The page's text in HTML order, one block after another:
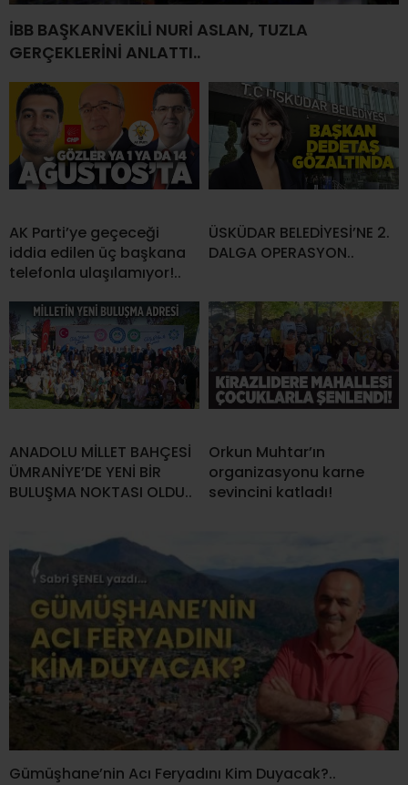
İBB BAŞKANVEKİLİ NURİ ASLAN, TUZLA
GERÇEKLERİNİ ANLATTI..
AK Parti’ye geçeceği
iddia edilen üç başkana
telefonla ulaşılamıyor!..
ÜSKÜDAR BELEDİYESİ’NE 2.
DALGA OPERASYON..
ANADOLU MİLLET BAHÇESİ
ÜMRANİYE’DE YENİ BİR
BULUŞMA NOKTASI OLDU..
Orkun Muhtar’ın
organizasyonu karne
sevincini katladı!
Gümüşhane’nin Acı Feryadını Kim Duyacak?..